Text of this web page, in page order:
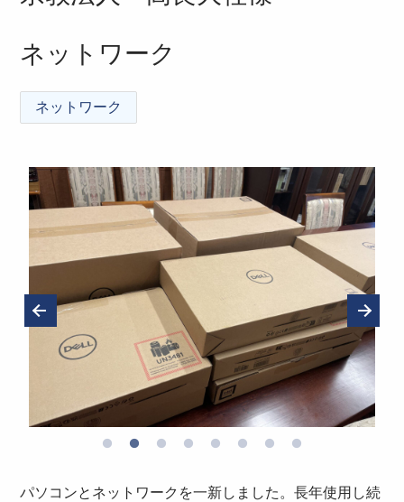
ネットワーク
ネットワーク
パソコンとネットワークを一新しました。長年使用し続